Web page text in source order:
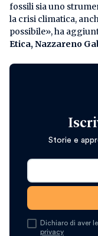
fossili sia uno
la crisi climatica,
possibile», ha
Etica, Nazzareno
Storie e
Dichiaro di aver
privacy